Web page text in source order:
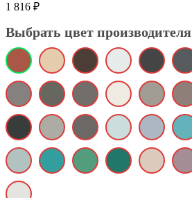
1 816 ₽
Выбрать цвет производителя